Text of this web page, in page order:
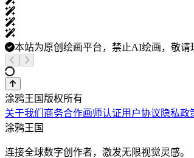
本站为原创绘画平台，禁止AI绘画，敬请
涂鸦王国版权所有
关于我们 商务合作画师认证用户协议 隐私政
涂鸦王国
连接全球数字创作者，激发无限视觉灵感。